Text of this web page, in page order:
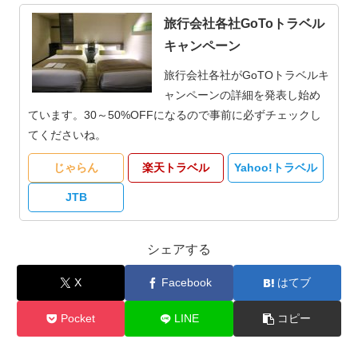
旅行会社各社GoToトラベル
キャンペーン
旅行会社各社がGoTOトラベルキ
ャンペーンの詳細を発表し始め
ています。30～50%OFFになるので事前に必ずチェックし
てくださいね。
じゃらん 楽天トラベル Yahoo!トラベル
JTB
シェアする
X Facebook はてブ
Pocket LINE コピー